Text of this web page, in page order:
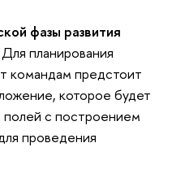
фазы развития
Для планирования
командам предстоит
которое будет
полей с построением
проведения